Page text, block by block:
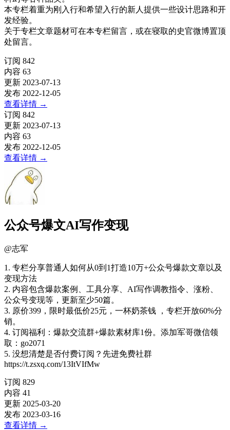
本专栏着重为刚入行和希望入行的新人提供一些设计思路和开
发经验。
关于专栏文章题材可在本专栏留言，或在寝取的史官微博置顶
处留言。
订阅 842
内容 63
更新 2023-07-13
发布 2022-12-05
查看详情 →
订阅 842
更新 2023-07-13
内容 63
发布 2022-12-05
查看详情 →
公众号爆文AI写作变现
@志军
1. 专栏分享普通人如何从0到1打造10万+公众号爆款文章以及
变现方法
2. 内容包含爆款案例、工具分享、AI写作调教指令、涨粉、
公众号变现等，更新至少50篇。
3. 原价399，限时最低价25元，一杯奶茶钱 ，专栏开放60%分
销。
4. 订阅福利：爆款交流群+爆款素材库1份。添加军哥微信领
取：go2071
5. 没想清楚是否付费订阅？先进免费社群
https://t.zsxq.com/13ItVIfMw
订阅 829
内容 41
更新 2025-03-20
发布 2023-03-16
查看详情 →